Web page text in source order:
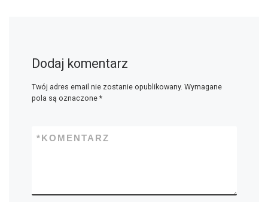
Dodaj komentarz
Twój adres email nie zostanie opublikowany. Wymagane
pola są oznaczone *
KOMENTARZ
*